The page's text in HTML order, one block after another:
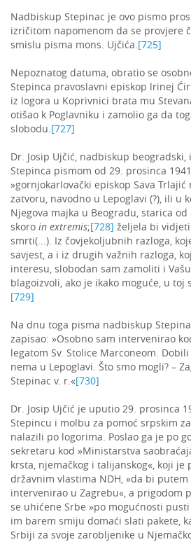
Nadbiskup Stepinac je ovo pismo
izričitom napomenom da se provjere
smislu pisma mons. Ujčića. [725]
Nepoznatog datuma, obratio se
Stepinca pravoslavni episkop lrinej
iz logora u Koprivnici brata mu
otišao k Poglavniku i zamolio ga da
slobodu. [727]
Dr. Josip Ujčić, nadbiskup
Stepinca pismom od 29. prosinca
»gornjokarlovački episkop Sava
zatvoru, navodno u Lepoglavi (?), ili u
Njegova majka u Beogradu, starica
skoro in extremis;[728] željela bi
smrti(...). Iz čovjekoljubnih razloga,
savjest, a i iz drugih važnih razloga,
interesu, slobodan sam zamoliti i
blagoizvoli, ako je ikako moguće, u toj
[729]
Na dnu toga pisma nadbiskup
zapisao: »Osobno sam intervenirao
legatom Sv. Stolice Marconeom.
nema u Lepoglavi. Što smo mogli? –
Stepinac v. r.«[730]
Dr. Josip Ujčić je uputio 29. prosinca
Stepincu i molbu za pomoć srpskim
nalazili po logorima. Poslao ga je po
sekretaru kod »Ministarstva
krsta, njemačkog i talijanskog«, koji je
državnim vlastima NDH, »da bi putem
intervenirao u Zagrebu«, a prigodom
se uhićene Srbe »po mogućnosti
im barem smiju domaći slati pakete,
Srbiji za svoje zarobljenike u